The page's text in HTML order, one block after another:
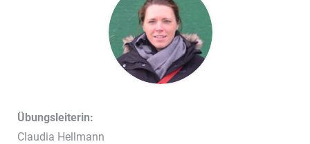
Übungsleiterin:
Claudia Hellmann